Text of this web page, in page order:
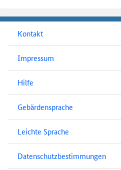
Kontakt
Impressum
Hilfe
Gebärdensprache
Leichte Sprache
Datenschutzbestimmungen